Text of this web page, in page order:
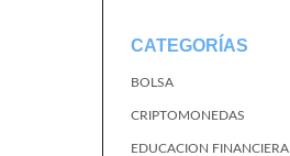
CATEGORÍAS
BOLSA
CRIPTOMONEDAS
EDUCACION FINANCIERA